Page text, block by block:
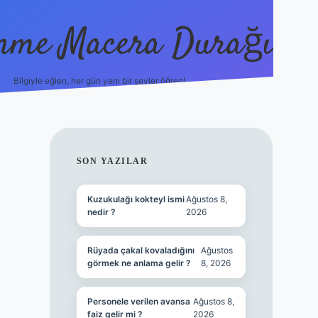
Macera Durağı
Bilgiyle eğlen, her gün yeni bir şeyler öğren!
SIDEBAR
SON YAZILAR
Kuzukulağı kokteyl ismi
nedir ?
Ağustos 8,
2026
Rüyada çakal kovaladığını
görmek ne anlama gelir ?
Ağustos
8, 2026
Personele verilen avansa
faiz gelir mi ?
Ağustos 8,
2026